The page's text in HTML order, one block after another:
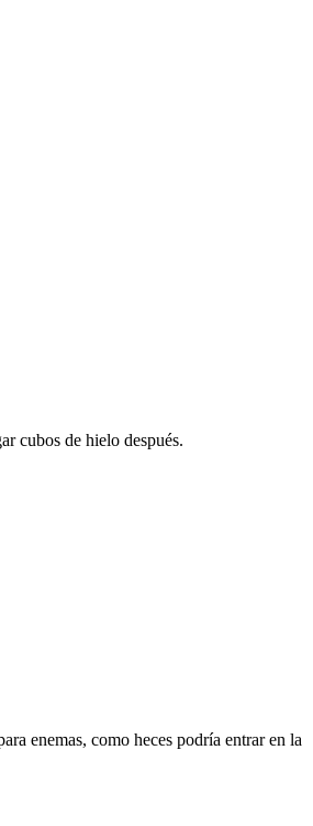
cubos de hielo después.
enemas, como heces podría entrar en la